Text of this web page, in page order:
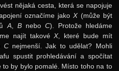
nějaká cesta, která se napojuje
označíme jako X(může být
A, Bnebo C). Protože hledáme
najít takové X, které bude mít
Cnejmenší. Jak to udělat? Mohli
spustit prohledávání a spočítat
by bylo pomalé. Místo toho na to